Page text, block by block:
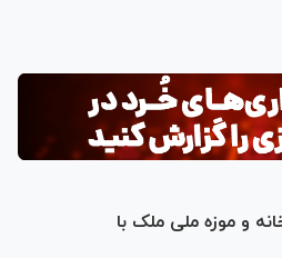
و موزه ملی ملک با